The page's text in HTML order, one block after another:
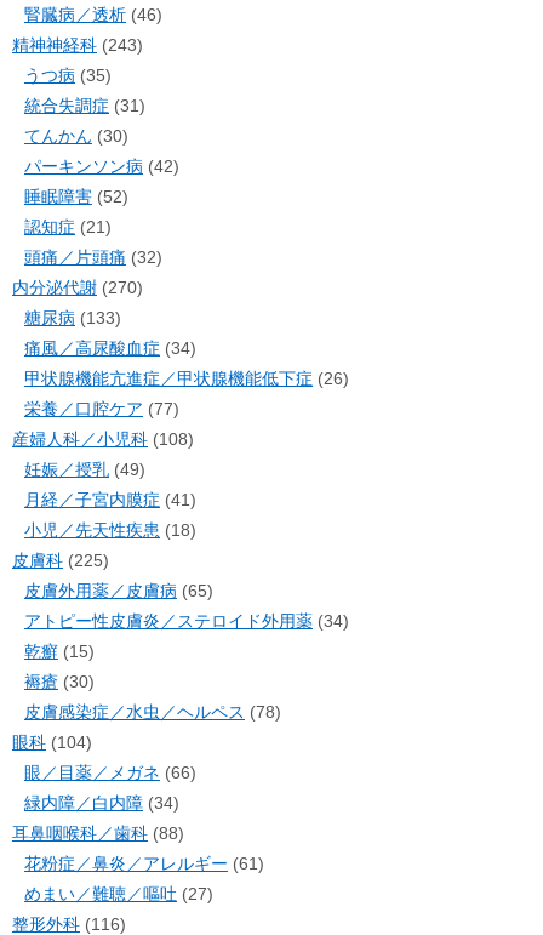
腎臓病／透析 (46)
精神神経科 (243)
うつ病 (35)
統合失調症 (31)
てんかん (30)
パーキンソン病 (42)
睡眠障害 (52)
認知症 (21)
頭痛／片頭痛 (32)
内分泌代謝 (270)
糖尿病 (133)
痛風／高尿酸血症 (34)
甲状腺機能亢進症／甲状腺機能低下症 (26)
栄養／口腔ケア (77)
産婦人科／小児科 (108)
妊娠／授乳 (49)
月経／子宮内膜症 (41)
小児／先天性疾患 (18)
皮膚科 (225)
皮膚外用薬／皮膚病 (65)
アトピー性皮膚炎／ステロイド外用薬 (34)
乾癬 (15)
褥瘡 (30)
皮膚感染症／水虫／ヘルペス (78)
眼科 (104)
眼／目薬／メガネ (66)
緑内障／白内障 (34)
耳鼻咽喉科／歯科 (88)
花粉症／鼻炎／アレルギー (61)
めまい／難聴／嘔吐 (27)
整形外科 (116)